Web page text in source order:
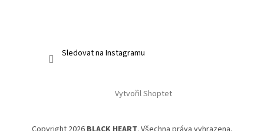
Sledovat na Instagramu
Vytvořil Shoptet